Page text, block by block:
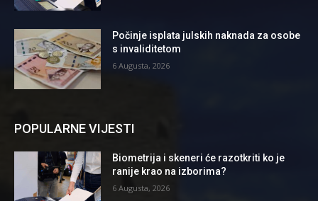
Počinje isplata julskih naknada za osobe
s invaliditetom
6 Augusta, 2026
POPULARNE VIJESTI
Biometrija i skeneri će razotkriti ko je
ranije krao na izborima?
6 Augusta, 2026